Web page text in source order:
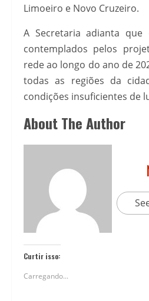
Limoeiro e Novo Cruzeiro.
A Secretaria adianta que
contemplados pelos
rede ao longo do ano de
todas as regiões da
condições insuficientes de
About The Author
Curtir isso:
Carregando...